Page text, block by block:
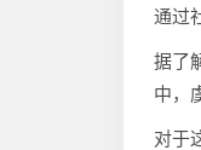
通过
据了
中，
对于